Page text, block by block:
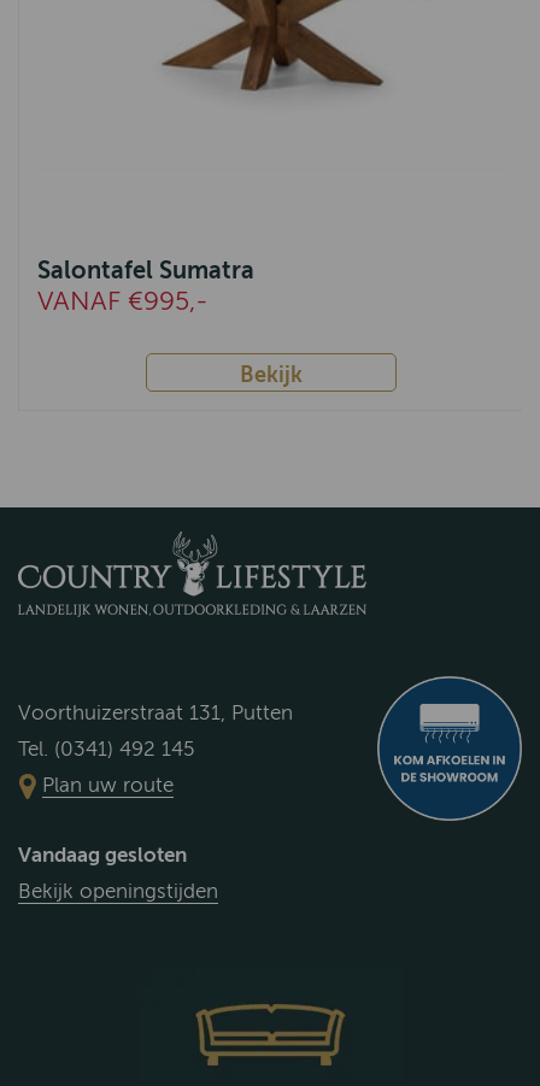
Salontafel Sumatra
VANAF €995,-
Bekijk
Voorthuizerstraat 131, Putten
Tel. (0341) 492 145
Plan uw route
Vandaag gesloten
Bekijk openingstijden